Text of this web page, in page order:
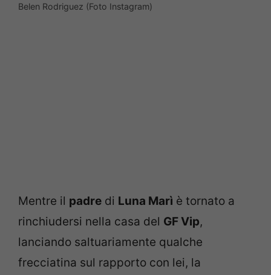
Belen Rodriguez (Foto Instagram)
Mentre il padre di Luna Marì è tornato a
rinchiudersi nella casa del GF Vip,
lanciando saltuariamente qualche
frecciatina sul rapporto con lei, la